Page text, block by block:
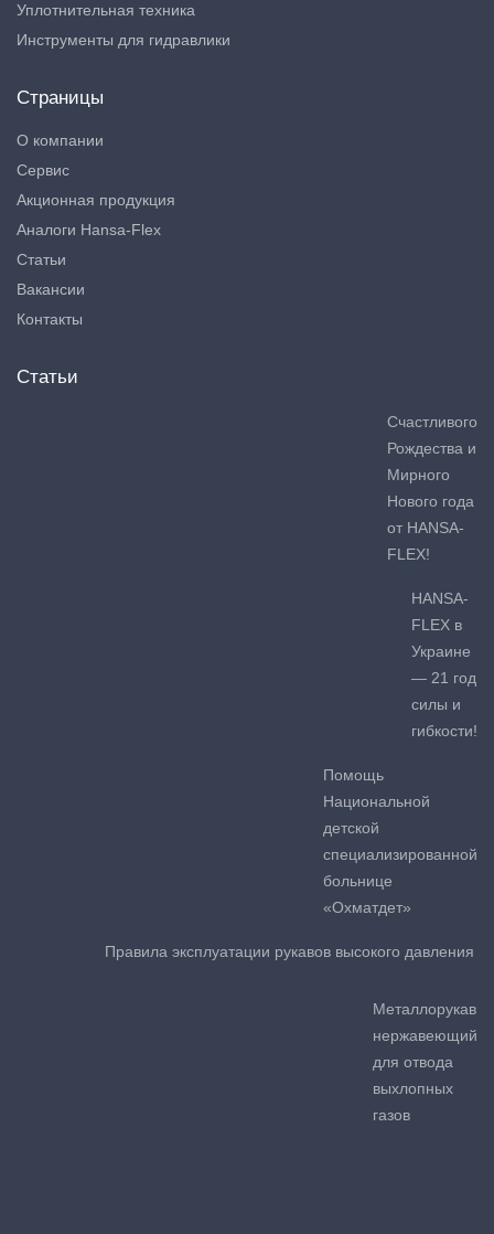
Уплотнительная техника
Инструменты для гидравлики
Страницы
О компании
Сервис
Акционная продукция
Аналоги Hansa-Flex
Статьи
Вакансии
Контакты
Статьи
Счастливого
Рождества и
Мирного
Нового года
от HANSA-
FLEX!
HANSA-
FLEX в
Украине
— 21 год
силы и
гибкости!
Помощь
Национальной
детской
специализированной
больнице
«Охматдет»
Правила эксплуатации рукавов высокого давления
Металлорукав
нержавеющий
для отвода
выхлопных
газов